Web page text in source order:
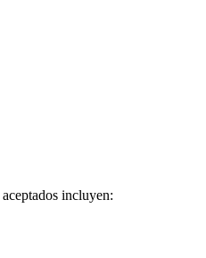
aceptados incluyen: